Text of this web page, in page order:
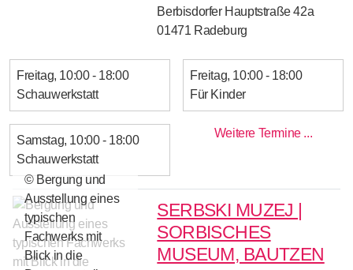
Berbisdorfer Hauptstraße 42a
01471 Radeburg
Freitag 10:00 - 18:00
Schauwerkstatt
Freitag 10:00 - 18:00
Für Kinder
Samstag 10:00 - 18:00
Schauwerkstatt
Weitere Termine ...
© Bergung und
Ausstellung eines
typischen
Fachwerks mit
Blick in die
SERBSKI MUZEJ |
SORBISCHES
MUSEUM, BAUTZEN